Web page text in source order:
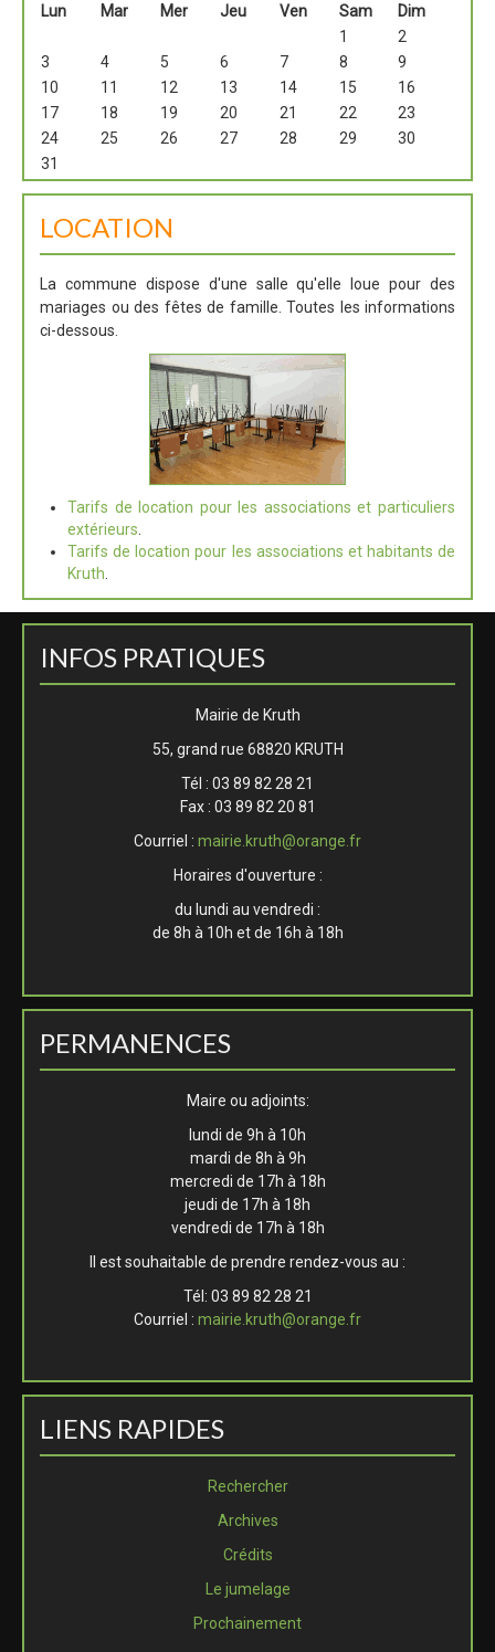
Lun
Mar Mer Jeu Ven Sam
Dim
1
2
3
4 5 6 7 8
9
10
11 12 13 14 15
16
17
18 19 20 21 22
23
24
25 26 27 28 29
30
31
LOCATION
La commune dispose d'une salle qu'elle loue pour des
mariages ou des fêtes de famille. Toutes les informations
ci-dessous.
Tarifs de location pour les associations et particuliers
extérieurs
Tarifs de location pour les associations et habitants de
Kruth
INFOS PRATIQUES
Mairie de Kruth
55, grand rue 68820 KRUTH
Tél : 03 89 82 28 21
Fax : 03 89 82 20 81
Courriel : mairie.kruth@orange.fr
Horaires d'ouverture :
du lundi au vendredi :
de 8h à 10h et de 16h à 18h
PERMANENCES
Maire ou adjoints:
lundi de 9h à 10h
mardi de 8h à 9h
mercredi de 17h à 18h
jeudi de 17h à 18h
vendredi de 17h à 18h
Il est souhaitable de prendre rendez-vous au :
Tél: 03 89 82 28 21
Courriel : mairie.kruth@orange.fr
LIENS RAPIDES
Rechercher
Archives
Crédits
Le jumelage
Prochainement